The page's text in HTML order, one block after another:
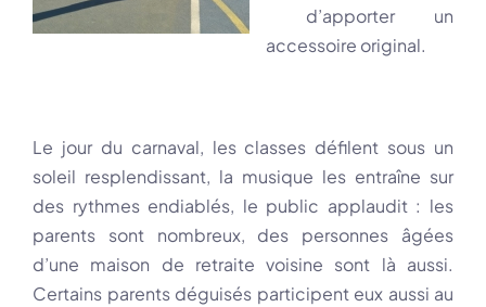
d’apporter un
accessoire original.
Le jour du carnaval, les classes défilent sous un
soleil resplendissant, la musique les entraîne sur
des rythmes endiablés, le public applaudit : les
parents sont nombreux, des personnes âgées
d’une maison de retraite voisine sont là aussi.
Certains parents déguisés participent eux aussi au